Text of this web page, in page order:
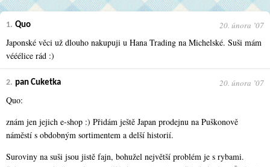
1. Quo 20. února ʼ07
Japonské věci už dlouho nakupuji u Hana Trading na Michelské. Suši mám
vééélice rád :)
2. pan Cuketka 20. února ʼ07
Quo:
znám jen jejich e-shop :) Přidám ještě Japan prodejnu na Puškonově
náměstí s obdobným sortimentem a delší historií.
Suroviny na suši jsou jistě fajn, bohužel největší problém je s rybami.